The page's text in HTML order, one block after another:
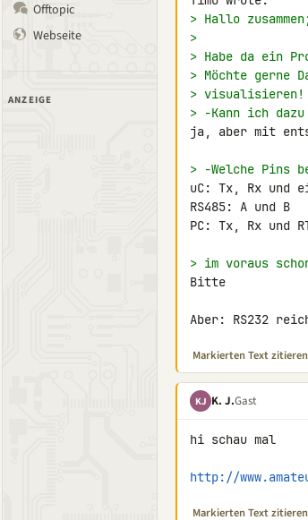
Offtopic
Webseite
ANZEIGE
> Hallo
>
> Habe da ein
> Möchte gerne
> visualisieren!
> -Kann ich
ja, aber mit
> -Welche Pins
uC: Tx, Rx und
RS485: A und B
PC: Tx, Rx und
> im voraus
Bitte
Aber: RS232
Markierten Text zitieren
KJ K. J.Gast
hi schau mal
http://
Markierten Text zitieren